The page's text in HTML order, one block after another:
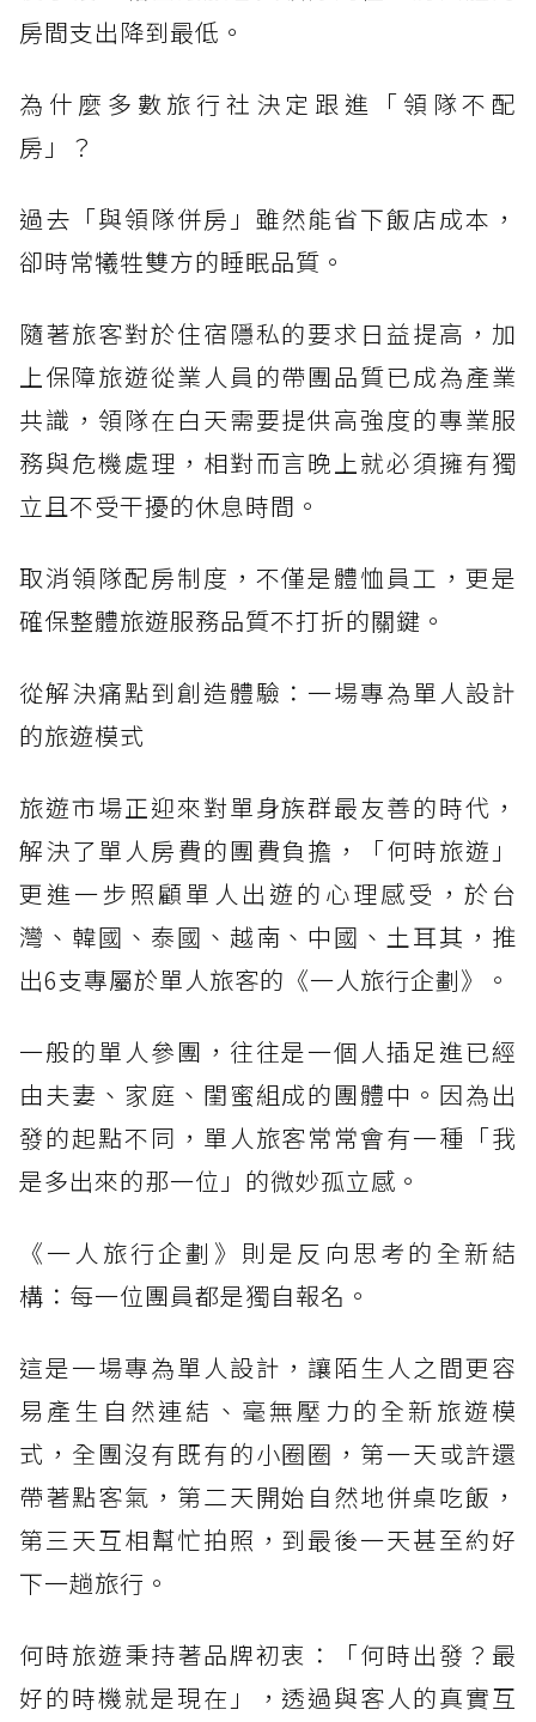
房間支出降到最低。
為什麼多數旅行社決定跟進「領隊不配
房」？
過去「與領隊併房」雖然能省下飯店成本，
卻時常犧牲雙方的睡眠品質。
隨著旅客對於住宿隱私的要求日益提高，加
上保障旅遊從業人員的帶團品質已成為產業
共識，領隊在白天需要提供高強度的專業服
務與危機處理，相對而言晚上就必須擁有獨
立且不受干擾的休息時間。
取消領隊配房制度，不僅是體恤員工，更是
確保整體旅遊服務品質不打折的關鍵。
從解決痛點到創造體驗：一場專為單人設計
的旅遊模式
旅遊市場正迎來對單身族群最友善的時代，
解決了單人房費的團費負擔，「何時旅遊」
更進一步照顧單人出遊的心理感受，於台
灣、韓國、泰國、越南、中國、土耳其，推
出6支專屬於單人旅客的《一人旅行企劃》。
一般的單人參團，往往是一個人插足進已經
由夫妻、家庭、閨蜜組成的團體中。因為出
發的起點不同，單人旅客常常會有一種「我
是多出來的那一位」的微妙孤立感。
《一人旅行企劃》則是反向思考的全新結
構：每一位團員都是獨自報名。
這是一場專為單人設計，讓陌生人之間更容
易產生自然連結、毫無壓力的全新旅遊模
式，全團沒有既有的小圈圈，第一天或許還
帶著點客氣，第二天開始自然地併桌吃飯，
第三天互相幫忙拍照，到最後一天甚至約好
下一趟旅行。
何時旅遊秉持著品牌初衷：「何時出發？最
好的時機就是現在」，透過與客人的真實互